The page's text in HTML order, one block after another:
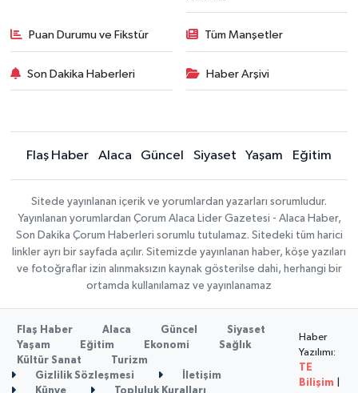
Puan Durumu ve Fikstür Tüm Manşetler
Son Dakika Haberleri Haber Arşivi
Flaş Haber Alaca Güncel Siyaset Yaşam Eğitim
Sitede yayınlanan içerik ve yorumlardan yazarları sorumludur.
Yayınlanan yorumlardan Çorum Alaca Lider Gazetesi - Alaca Haber,
Son Dakika Çorum Haberleri sorumlu tutulamaz. Sitedeki tüm harici
linkler ayrı bir sayfada açılır. Sitemizde yayınlanan haber, köşe yazıları
ve fotoğraflar izin alınmaksızın kaynak gösterilse dahi, herhangi bir
ortamda kullanılamaz ve yayınlanamaz
Flaş Haber Alaca Güncel
Siyaset
Yaşam
Eğitim Ekonomi
Sağlık
Kültür Sanat
Turizm
Gizlilik Sözleşmesi
İletişim
Haber
Yazılımı:
TE
Bilişim